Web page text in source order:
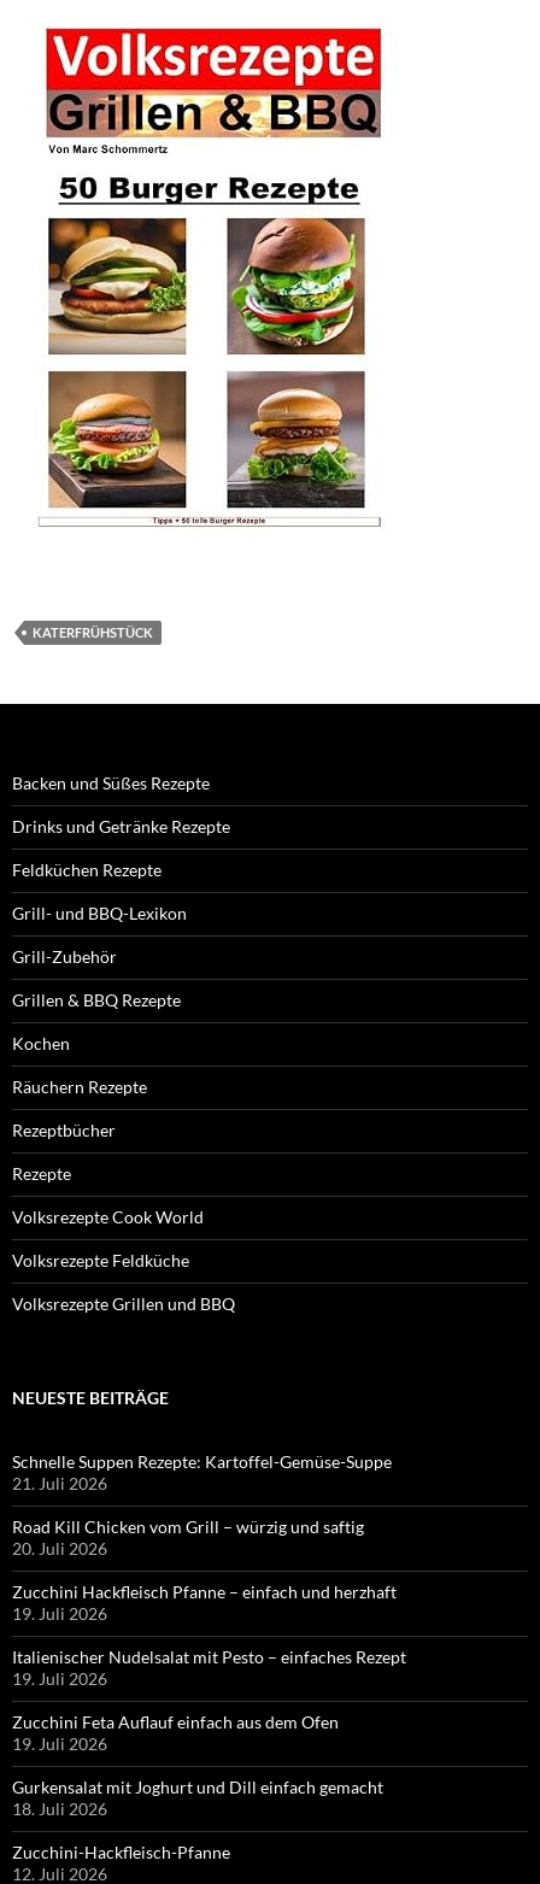
KATERFRÜHSTÜCK
Backen und Süßes Rezepte
Drinks und Getränke Rezepte
Feldküchen Rezepte
Grill- und BBQ-Lexikon
Grill-Zubehör
Grillen & BBQ Rezepte
Kochen
Räuchern Rezepte
Rezeptbücher
Rezepte
Volksrezepte Cook World
Volksrezepte Feldküche
Volksrezepte Grillen und BBQ
NEUESTE BEITRÄGE
Schnelle Suppen Rezepte: Kartoffel-Gemüse-Suppe
21. Juli 2026
Road Kill Chicken vom Grill – würzig und saftig
20. Juli 2026
Zucchini Hackfleisch Pfanne – einfach und herzhaft
19. Juli 2026
Italienischer Nudelsalat mit Pesto – einfaches Rezept
19. Juli 2026
Zucchini Feta Auflauf einfach aus dem Ofen
19. Juli 2026
Gurkensalat mit Joghurt und Dill einfach gemacht
18. Juli 2026
Zucchini-Hackfleisch-Pfanne
12. Juli 2026